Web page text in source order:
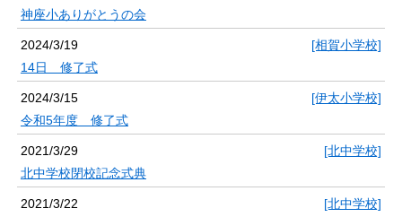
神座小ありがとうの会
2024/3/19
[相賀小学校]
14日 修了式
2024/3/15
[伊太小学校]
令和5年度 修了式
2021/3/29
[北中学校]
北中学校閉校記念式典
2021/3/22
[北中学校]